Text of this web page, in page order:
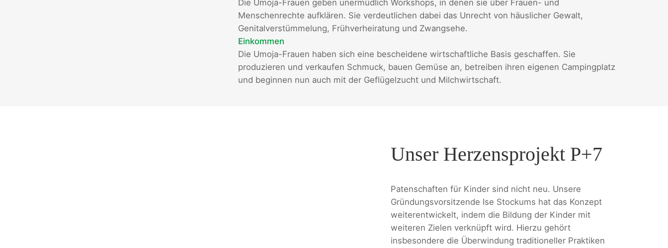
Die Umoja-Frauen geben unermüdlich Workshops, in denen sie über Frauen- und
Menschenrechte aufklären. Sie verdeutlichen dabei das Unrecht von häuslicher Gewalt,
Genitalverstümmelung, Frühverheiratung und Zwangsehe.
Einkommen
Die Umoja-Frauen haben sich eine bescheidene wirtschaftliche Basis geschaffen. Sie
produzieren und verkaufen Schmuck, bauen Gemüse an, betreiben ihren eigenen Campingplatz
und beginnen nun auch mit der Geflügelzucht und Milchwirtschaft.
Unser Herzensprojekt P+7
Patenschaften für Kinder sind nicht neu. Unsere
Gründungsvorsitzende Ise Stockums hat das Konzept
weiterentwickelt, indem die Bildung der Kinder mit
weiteren Zielen verknüpft wird. Hierzu gehört
insbesondere die Überwindung traditioneller Praktiken